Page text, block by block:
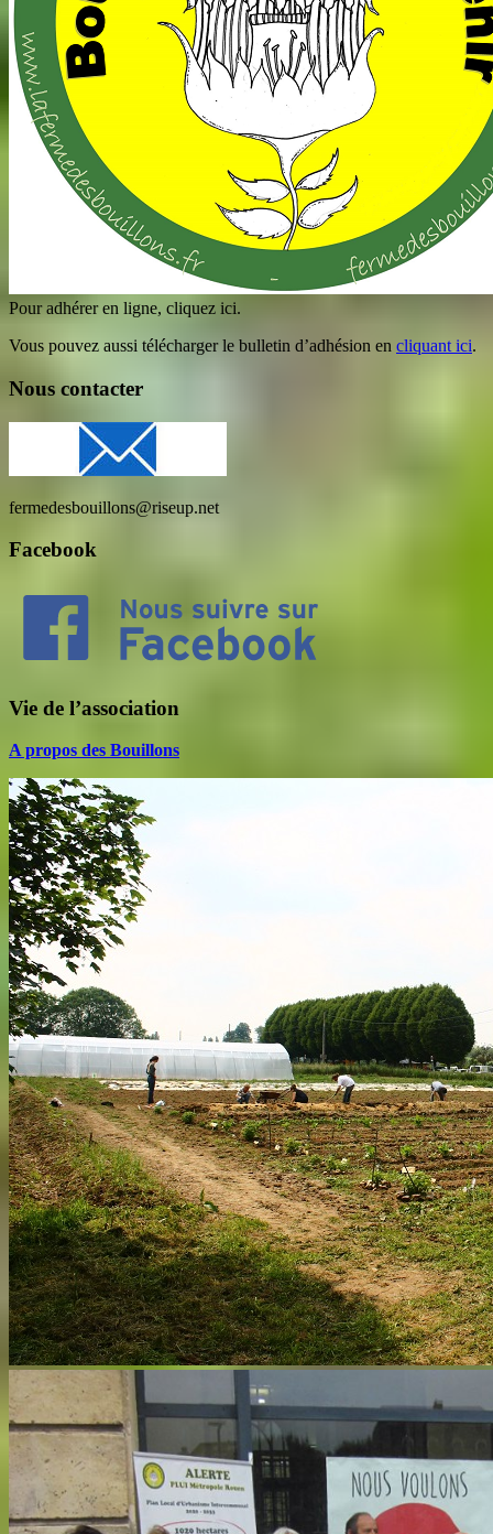
Pour adhérer en ligne, cliquez ici.
Vous pouvez aussi télécharger le bulletin d’adhésion en cliquant ici.
Nous contacter
fermedesbouillons@riseup.net
Facebook
Vie de l’association
A propos des Bouillons